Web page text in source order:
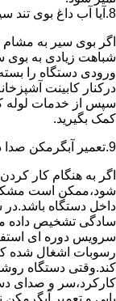
8.آیا آب داغ بوی تند سیر می دهد؟
اگر بوی سیر به
شباهت زیادی به بوی
ورودی دستگاه را
درکنار کابینت
سپس از خدمات لوله
کمک بگیرید.
9.تعمیر آبگرمکن صدا دار
اگر به هنگام کار
شود،ممکن است
داخل دستگاه باشد.در
سادگی تشخیص داده
سرویس دوره ای
رسوبات اشغال شده
کند.وقتی دستگاه
کارکرد،سر و صدای